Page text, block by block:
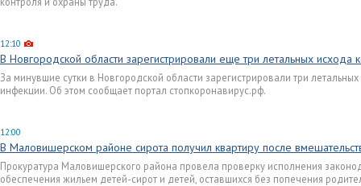
12:10
В Новгородской области зарегистрировали еще три летальных исхода
За минувшие сутки в Новгородской области зарегистрировали три
инфекции. Об этом сообщает портал стопкоронавирус.рф.
12:00
В Маловишерском районе сирота получил квартиру после
Прокуратура Маловишерского района провела проверку исполнения
обеспечения жильем детей-сирот и детей, оставшихся без попечения